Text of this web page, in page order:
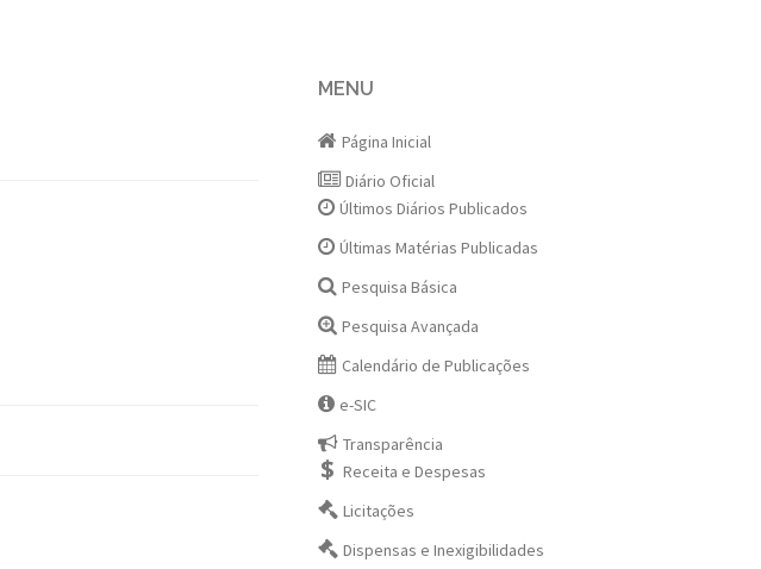
MENU
Página Inicial
Diário Oficial
Últimos Diários Publicados
Últimas Matérias Publicadas
Pesquisa Básica
Pesquisa Avançada
Calendário de Publicações
e-SIC
Transparência
Receita e Despesas
Licitações
Dispensas e Inexigibilidades